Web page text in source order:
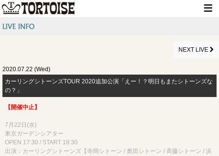
MEDIA INFO
NEXT LIVE
2020.07.22 (Wed)
カーリングシトーンズTOUR 2020追加公演「えー！？明日もまたシトーンズな
の？」
【開催中止】
7月22日(水)
東京ガーデンシアター
OPEN 17:30 / START 18:30
出演：カーリングシトーンズ【寺岡シトーン / 奥田シトーン / 斉藤シトーン / 浜